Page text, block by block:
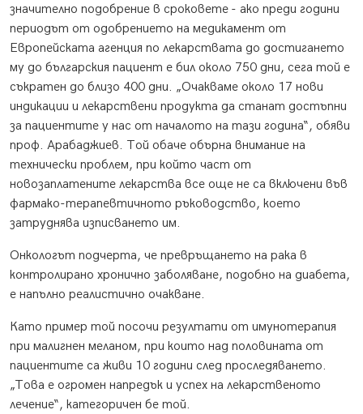
значително подобрение в сроковете - ако преди години
периодът от одобрението на медикамент от
Европейската агенция по лекарствата до достигането
му до българския пациент е бил около 750 дни, сега той е
съкратен до близо 400 дни. „Очакваме около 17 нови
индикации и лекарствени продукта да станат достъпни
за пациентите у нас от началото на тази година“, обяви
проф. Арабаджиев. Той обаче обърна внимание на
технически проблем, при който част от
новозаплатените лекарства все още не са включени във
фармако-терапевтичното ръководство, което
затруднява изписването им.
Онкологът подчерта, че превръщането на рака в
контролирано хронично заболяване, подобно на диабета,
е напълно реалистично очакване.
Като пример той посочи резултати от имунотерапия
при малигнен меланом, при които над половината от
пациентите са живи 10 години след проследяването.
„Това е огромен напредък и успех на лекарственото
лечение“, категоричен бе той.